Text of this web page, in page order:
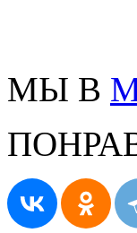
МЫ В